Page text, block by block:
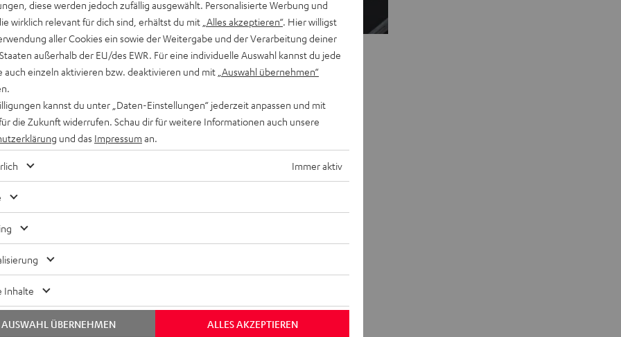
und Akku
Teufel
Stereo-
Set
Teufel
ONE
Stereo-
Set
Teufel ONE S Stereo-Set
CHF 439,99
diese werden jedoch zufällig ausgewählt. Personalisierte Werbung und
wirklich relevant für dich sind, erhältst du mit „Alles akzeptieren“. Hier willigst
aller Cookies ein sowie der Weitergabe und der Verarbeitung deiner
außerhalb der EU/des EWR. Für eine individuelle Auswahl kannst du jede
auch einzeln aktivieren bzw. deaktivieren und mit „Auswahl übernehmen“
kannst du unter „Daten-Einstellungen“ jederzeit anpassen und mit
die Zukunft widerrufen. Schau dir für weitere Informationen auch unsere
und das Impressum an.
Immer aktiv
Inhalte
ALLES AKZEPTIEREN
AUSWAHL ÜBERNEHMEN